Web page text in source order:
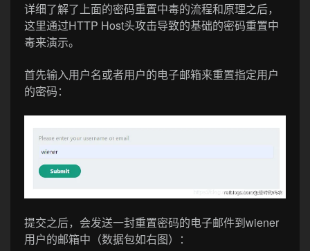
详细了解了上面的密码重置中毒的流程和原理之后，
这里通过HTTP Host头攻击导致的基础的密码重置中
毒来演示。
首先输入用户名或者用户的电子邮箱来重置指定用户
的密码：
提交之后，会发送一封重置密码的电子邮件到wiener
用户的邮箱中（数据包如右图）：